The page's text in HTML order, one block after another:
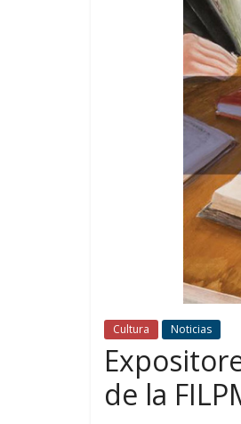
Cultura Noticias
de la